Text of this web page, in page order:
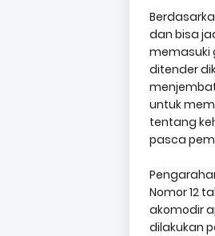
dan bisa
memasuki
ditender
untuk
tentang
pasca
Nomor 12
akomodir
dilakukan